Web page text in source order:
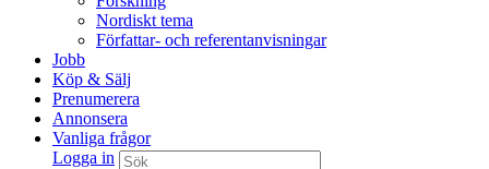
Nordiskt tema
Författar- och referentanvisningar
Jobb
Köp & Sälj
Prenumerera
Annonsera
Vanliga frågor
Logga in